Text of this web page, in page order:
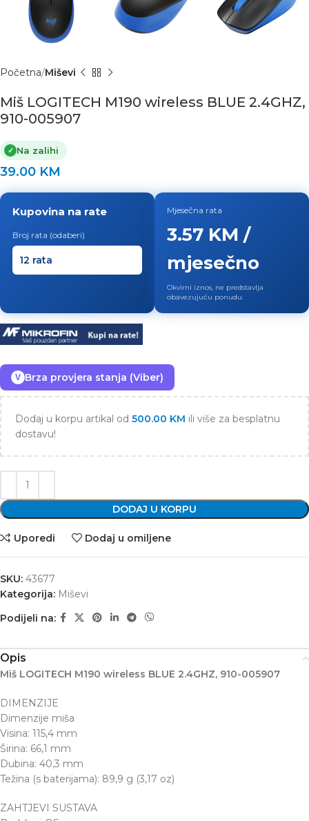
Početna Miševi
Miš LOGITECH M190 wireless BLUE 2.4GHZ,
910-005907
✓ Na zalihi
39.00 KM
Kupovina na rate
Broj rata (odaberi)
Mjesečna rata
3.57 KM /
mjesečno
Okvirni iznos, ne predstavlja
obavezujuću ponudu.
V Brza provjera stanja (Viber)
Dodaj u korpu artikal od 500.00 KM ili više za besplatnu
dostavu!
DODAJ U KORPU
Uporedi Dodaj u omiljene
SKU: 43677
Kategorija: Miševi
Podijeli na:
Opis
Miš LOGITECH M190 wireless BLUE 2.4GHZ, 910-005907
DIMENZIJE
Dimenzije miša
Visina: 115,4 mm
Širina: 66,1 mm
Dubina: 40,3 mm
Težina (s baterijama): 89,9 g (3,17 oz)
ZAHTJEVI SUSTAVA